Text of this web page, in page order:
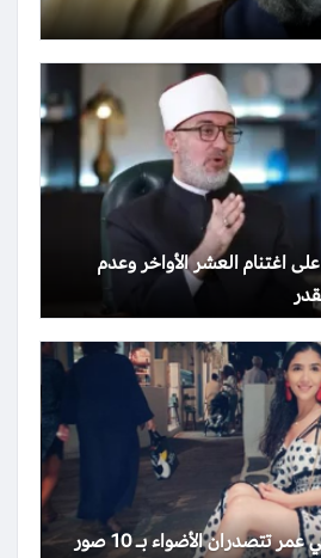
اغتنام العشر الأواخر وعدم
ياسمين عبد العزيز ومي عمر تتصدران الأضواء بـ 10 صور